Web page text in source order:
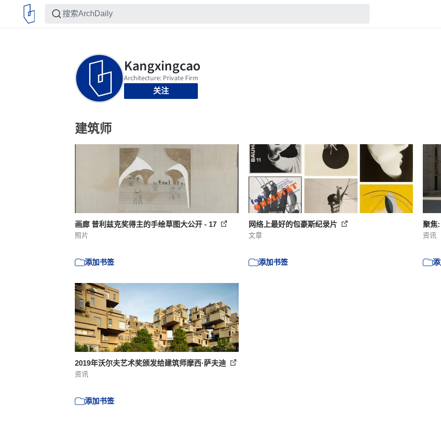
关注
建筑师
画廊 普利兹克奖得主的手绘草图大公开 - 17
照片
添加书签
网络上最好的包豪斯纪录片
文章
添加书签
聚焦:
资讯
2019年沃尔夫艺术奖颁发给建筑师摩西·萨夫迪
资讯
添加书签